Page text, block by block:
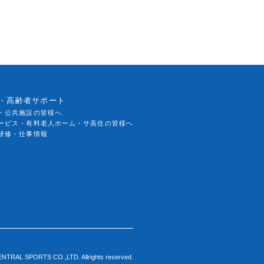
高齢者サポート
公共施設の皆様へ
ビス・有料老人ホーム・サ高住の皆様へ
修・仕事情報
SPORTS CO.,LTD. Allrights reserved.